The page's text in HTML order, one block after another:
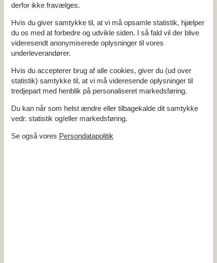
Kalender
Ankomst
august 2026
ma
ti on
derfor ikke fravælges.
Hvis du giver samtykke til, at vi må opsamle statistik, hjælper
du os med at forbedre og udvikle siden. I så fald vil der blive
videresendt anonymiserede oplysninger til vores
underleverandører.
Hvis du accepterer brug af alle cookies, giver du (ud over
statistik) samtykke til, at vi må videresende oplysninger til
tredjepart med henblik på personaliseret markedsføring.
Du kan når som helst ændre eller tilbagekalde dit samtykke
vedr. statistik og/eller markedsføring.
Se også vores Persondatapolitik